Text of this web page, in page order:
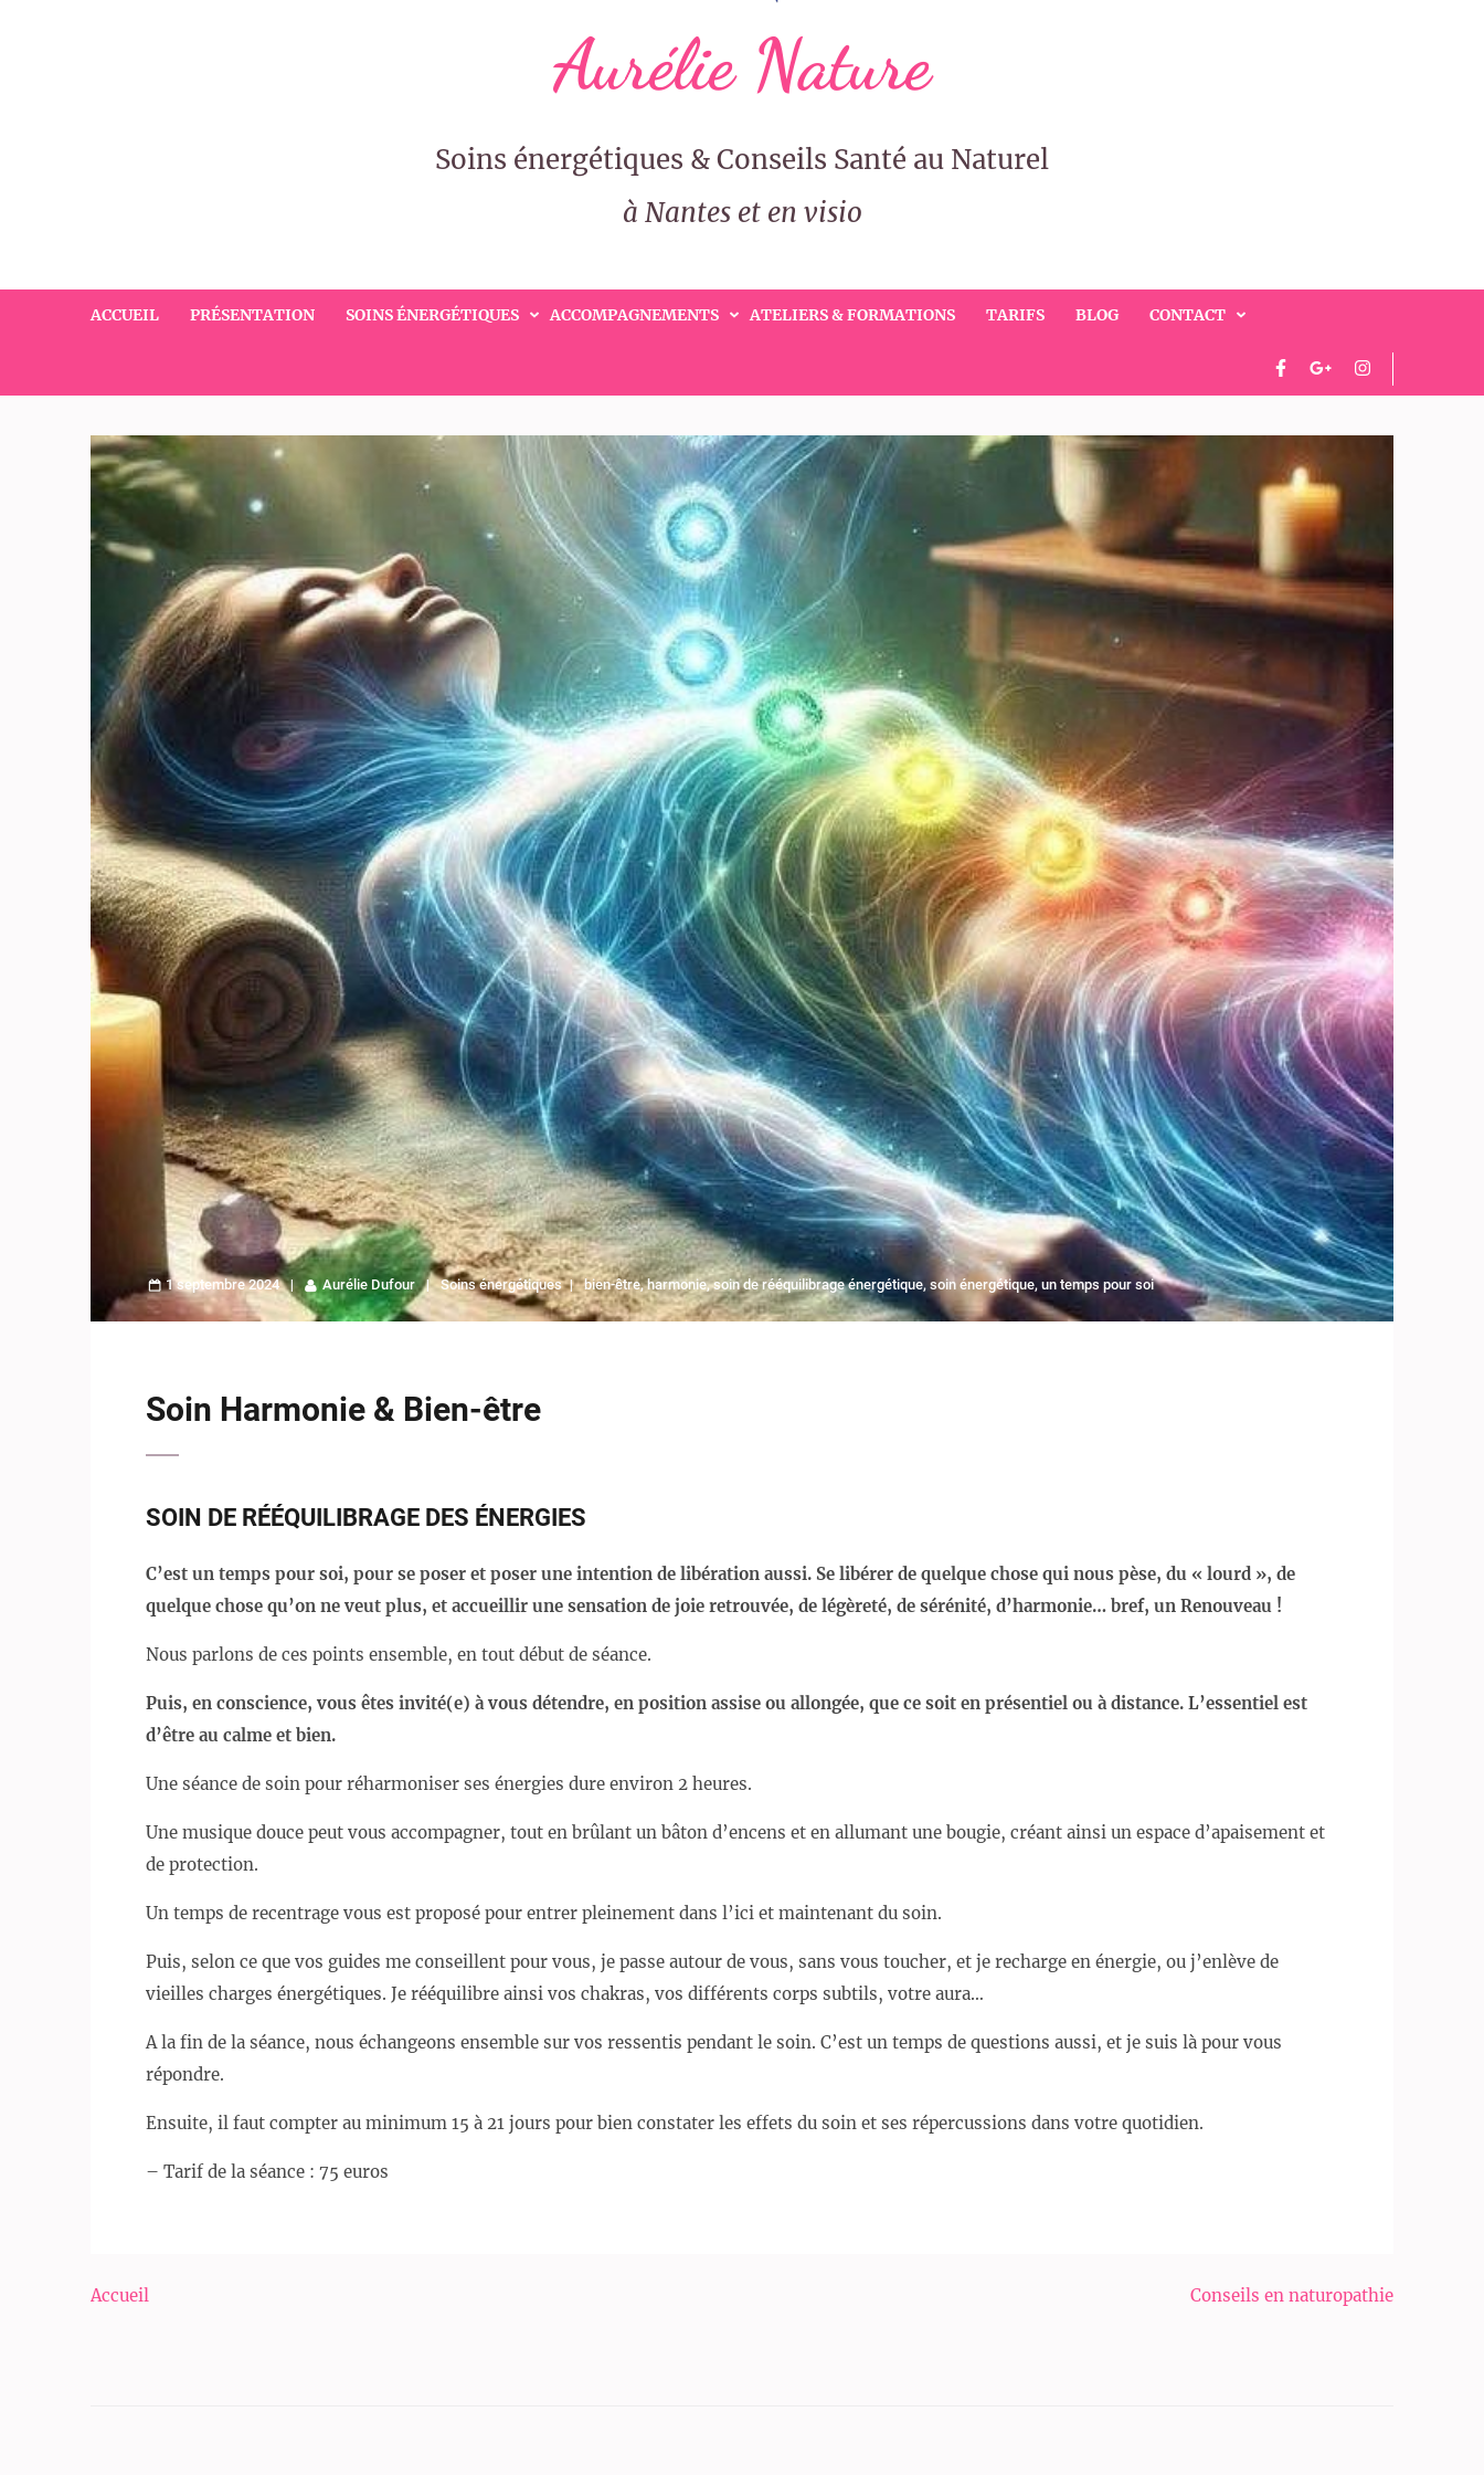
Aurélie Nature
Soins énergétiques & Conseils Santé au Naturel
à Nantes et en visio
ACCUEIL PRÉSENTATION SOINS ÉNERGÉTIQUES ACCOMPAGNEMENTS ATELIERS & FORMATIONS TARIFS BLOG CONTACT
1 septembre 2024 Aurélie Dufour Soins énergétiques bien-être,harmonie,soin de rééquilibrage énergétique, soin énergétique, un temps pour soi
Soin Harmonie & Bien-être
SOIN DE RÉÉQUILIBRAGE DES ÉNERGIES
C’est un temps pour soi, pour se poser et poser une intention de libération aussi. Se libérer de quelque chose qui nous pèse, du « lourd », de
quelque chose qu’on ne veut plus, et accueillir une sensation de joie retrouvée, de légèreté, de sérénité, d’harmonie… bref, un Renouveau !
Nous parlons de ces points ensemble, en tout début de séance.
Puis, en conscience, vous êtes invité(e) à vous détendre, en position assise ou allongée, que ce soit en présentiel ou à distance. L’essentiel est
d’être au calme et bien.
Une séance de soin pour réharmoniser ses énergies dure environ 2 heures.
Une musique douce peut vous accompagner, tout en brûlant un bâton d’encens et en allumant une bougie, créant ainsi un espace d’apaisement et
de protection.
Un temps de recentrage vous est proposé pour entrer pleinement dans l’ici et maintenant du soin.
Puis, selon ce que vos guides me conseillent pour vous, je passe autour de vous, sans vous toucher, et je recharge en énergie, ou j’enlève de
vieilles charges énergétiques. Je rééquilibre ainsi vos chakras, vos différents corps subtils, votre aura…
A la fin de la séance, nous échangeons ensemble sur vos ressentis pendant le soin. C’est un temps de questions aussi, et je suis là pour vous
répondre.
Ensuite, il faut compter au minimum 15 à 21 jours pour bien constater les effets du soin et ses répercussions dans votre quotidien.
– Tarif de la séance : 75 euros
Navigation
Accueil Conseils en naturopathie